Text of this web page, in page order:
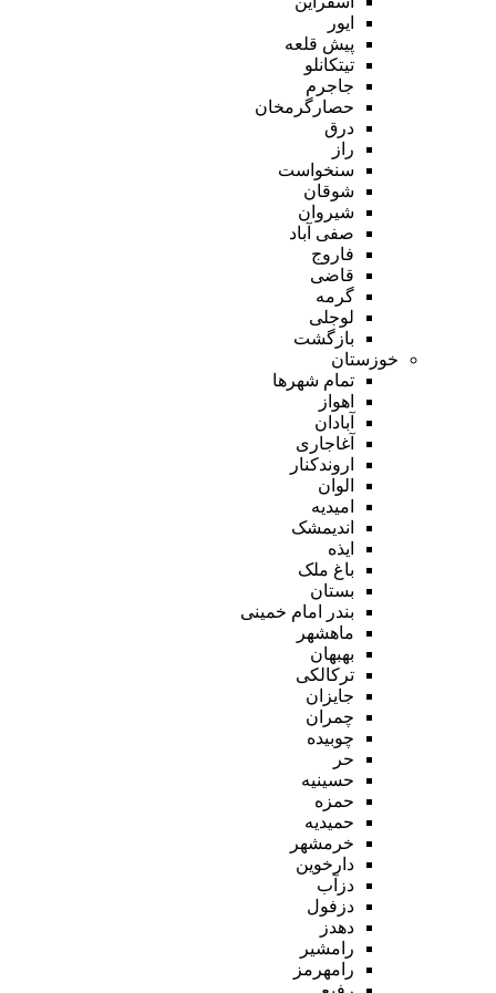
ایور
پیش قلعه
تیتکانلو
جاجرم
حصارگرمخان
درق
راز
سنخواست
شوقان
شیروان
صفی آباد
فاروج
قاضی
گرمه
لوجلی
بازگشت
خوزستان
تمام شهر‌ها
اهواز
آبادان
آغاجاری
اروندکنار
الوان
امیدیه
اندیمشک
ایذه
باغ ملک
بستان
بندر امام خمینی
ماهشهر
بهبهان
ترکالکی
جایزان
چمران
چوبیده
حر
حسینیه
حمزه
حمیدیه
خرمشهر
دارخوین
دزآب
دزفول
دهدز
رامشیر
رامهرمز